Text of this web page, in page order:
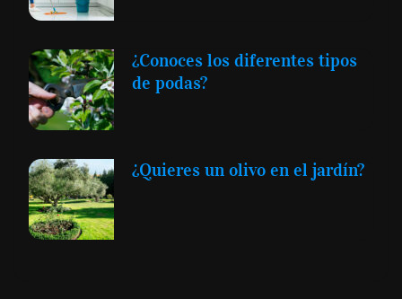
¿Conoces los diferentes tipos
de podas?
¿Quieres un olivo en el jardín?